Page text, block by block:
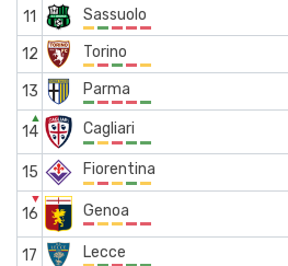
11
Sassuolo
12
Torino
13
Parma
14
▲
Cagliari
15 Fiorentina
16
▼
Genoa
17 Lecce